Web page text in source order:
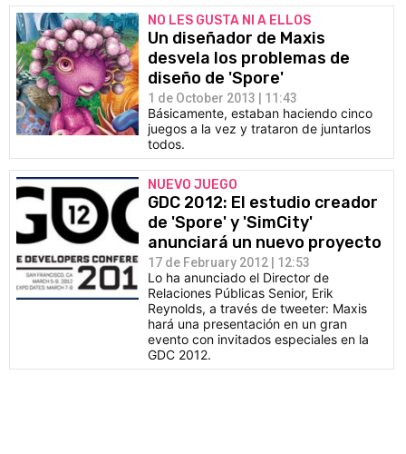
NO LES GUSTA NI A ELLOS
Un diseñador de Maxis
desvela los problemas de
diseño de 'Spore'
1 de October 2013 | 11:43
Básicamente, estaban haciendo cinco
juegos a la vez y trataron de juntarlos
todos.
NUEVO JUEGO
GDC 2012: El estudio creador
de 'Spore' y 'SimCity'
anunciará un nuevo proyecto
17 de February 2012 | 12:53
Lo ha anunciado el Director de
Relaciones Públicas Senior, Erik
Reynolds, a través de tweeter: Maxis
hará una presentación en un gran
evento con invitados especiales en la
GDC 2012.